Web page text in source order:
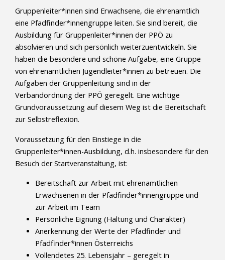
Gruppenleiter*innen sind Erwachsene, die ehrenamtlich
eine Pfadfinder*innengruppe leiten. Sie sind bereit, die
Ausbildung für Gruppenleiter*innen der PPÖ zu
absolvieren und sich persönlich weiterzuentwickeln. Sie
haben die besondere und schöne Aufgabe, eine Gruppe
von ehrenamtlichen Jugendleiter*innen zu betreuen. Die
Aufgaben der Gruppenleitung sind in der
Verbandordnung der PPÖ geregelt. Eine wichtige
Grundvoraussetzung auf diesem Weg ist die Bereitschaft
zur Selbstreflexion.
Voraussetzung für den Einstiege in die
Gruppenleiter*innen-Ausbildung, d.h. insbesondere für den
Besuch der Startveranstaltung, ist:
Bereitschaft zur Arbeit mit ehrenamtlichen
Erwachsenen in der Pfadfinder*innengruppe und
zur Arbeit im Team
Persönliche Eignung (Haltung und Charakter)
Anerkennung der Werte der Pfadfinder und
Pfadfinder*innen Österreichs
Vollendetes 25. Lebensjahr – geregelt in